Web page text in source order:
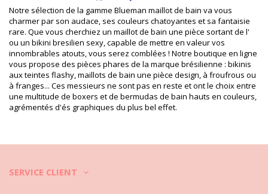
EAN: S (7909780274768), M (7909780274775), L (7909780274782),
XL (7909780274799), XXL (7909780274805)
Référence du fournisseur: PR.05.2097-002
Poids: 120g / 0.26lb / 4.23oz
Photos retouchées
Instructions de lavage et
d'entretien
Instructions d'entretien pour: Blueman Sunga Army
Romeo Preto
Notre sélection de la gamme Blueman maillot de bain va vous
charmer par son audace, ses couleurs chatoyantes et sa fantaisie
rare. Que vous cherchiez un maillot de bain une pièce sortant de l'
ou un bikini bresilien sexy, capable de mettre en valeur vos
innombrables atouts, vous serez comblées ! Notre boutique en ligne
vous propose des pièces phares de la marque brésilienne : bikinis
aux teintes flashy, maillots de bain une pièce design, à froufrous ou
à franges... Ces messieurs ne sont pas en reste et ont le choix entre
une multitude de boxers et de bermudas de bain hauts en couleurs,
agrémentés d'és graphiques du plus bel effet.
SERVICE CLIENT